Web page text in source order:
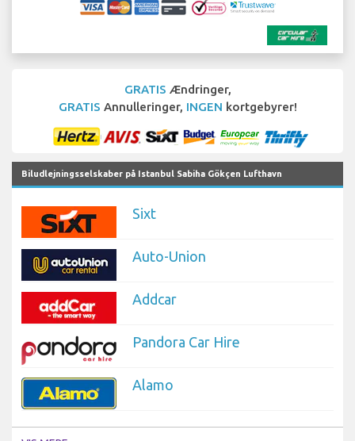
GRATIS Ændringer,
GRATIS Annulleringer, INGEN kortgebyrer!
Biludlejningsselskaber på Istanbul Sabiha Gökçen Lufthavn
Sixt
Auto-Union
Addcar
Pandora Car Hire
Alamo